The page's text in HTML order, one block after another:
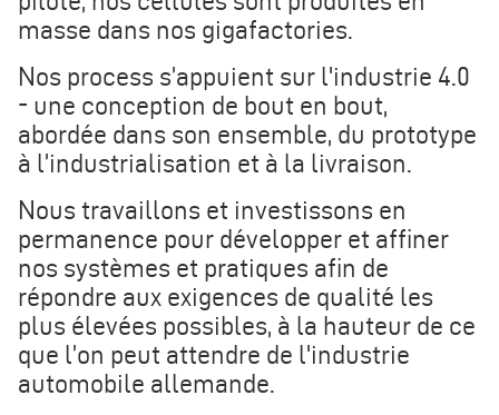
masse dans nos gigafactories.
Nos process s’appuient sur l'industrie 4.0
- une conception de bout en bout,
abordée dans son ensemble, du prototype
à l’industrialisation et à la livraison.
Nous travaillons et investissons en
permanence pour développer et affiner
nos systèmes et pratiques afin de
répondre aux exigences de qualité les
plus élevées possibles, à la hauteur de ce
que l’on peut attendre de l'industrie
automobile allemande.